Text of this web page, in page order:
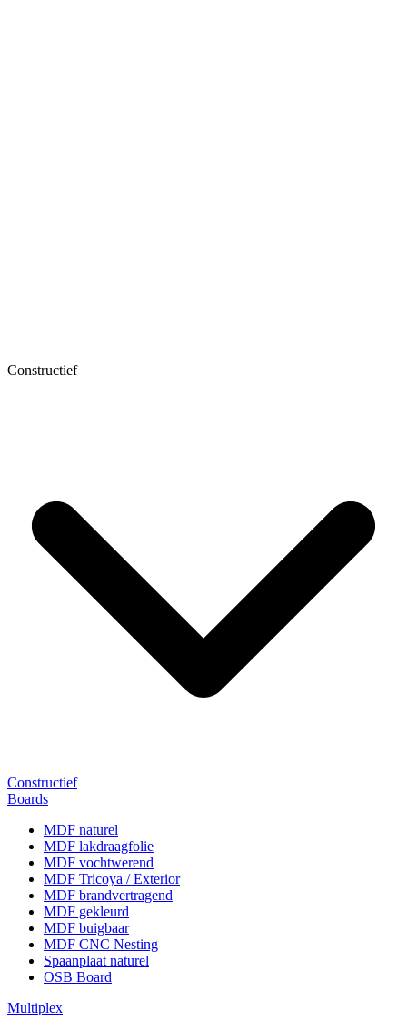
Constructief
Constructief
Boards
MDF naturel
MDF lakdraagfolie
MDF vochtwerend
MDF Tricoya / Exterior
MDF brandvertragend
MDF gekleurd
MDF buigbaar
MDF CNC Nesting
Spaanplaat naturel
OSB Board
Multiplex